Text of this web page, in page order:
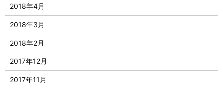
2018年4月
2018年3月
2018年2月
2017年12月
2017年11月